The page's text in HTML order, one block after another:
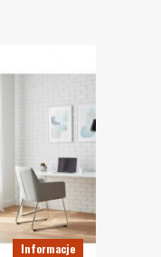
Informacje